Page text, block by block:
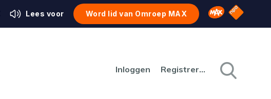
Lees voor Word lid van Omroep MAX Omroep MAX
NPO
Inloggen Registreren